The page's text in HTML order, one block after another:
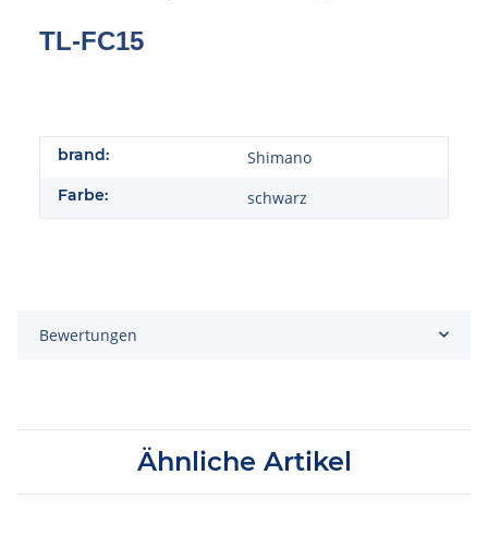
TL-FC15
brand: Shimano
Farbe: schwarz
Bewertungen
Ähnliche Artikel